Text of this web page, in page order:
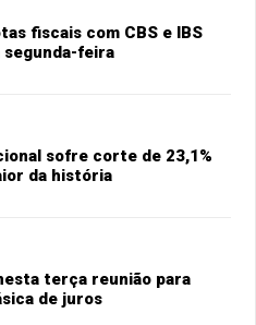
fiscais com CBS e IBS
segunda-feira
sofre corte de 23,1%
da história
terça reunião para
de juros